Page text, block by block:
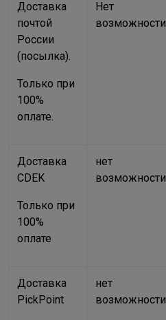
Доставка
почтой
России
(посылка).
Только при
100%
оплате.
Нет
возможности
Доставка
CDEK
Только при
100%
оплате
нет
возможности
Доставка
PickPoint
нет
возможности